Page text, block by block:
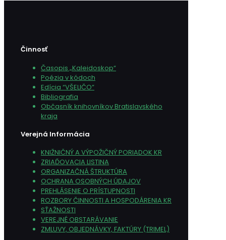
Činnosť
Časopis „Kaleidoskop“
Poézia v kódoch
Edícia “VŠELIČO”
Bibliografia
Občasník knihovníkov Bratislavského
kraja
Verejná Informácia
KNIŽNIČNÝ A VÝPOŽIČNÝ PORIADOK KR
ZRIAĎOVACIA LISTINA
ORGANIZAČNÁ ŠTRUKTÚRA
OCHRANA OSOBNÝCH ÚDAJOV
PREHLÁSENIE O PRÍSTUPNOSTI
ROZBORY ČINNOSTI A HOSPODÁRENIA KR
SŤAŽNOSTI
VEREJNÉ OBSTARÁVANIE
ZMLUVY, OBJEDNÁVKY, FAKTÚRY (TRIMEL)